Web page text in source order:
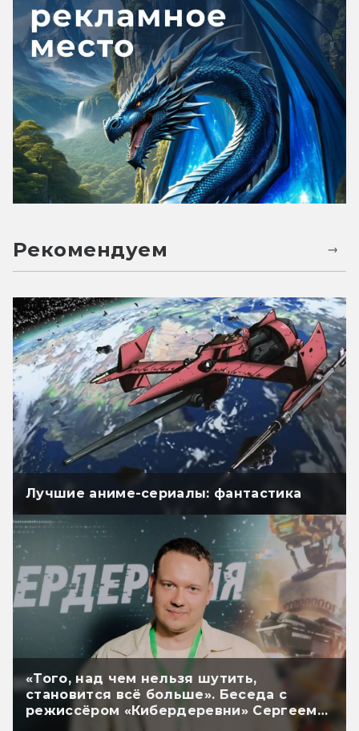
Рекомендуем
Лучшие аниме-сериалы: фантастика
«Того, над чем нельзя шутить,
становится всё больше». Беседа с
режиссёром «Кибердеревни» Сергеем